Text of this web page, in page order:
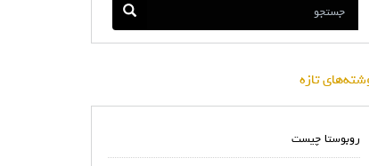
تازه
روبوستا چیست